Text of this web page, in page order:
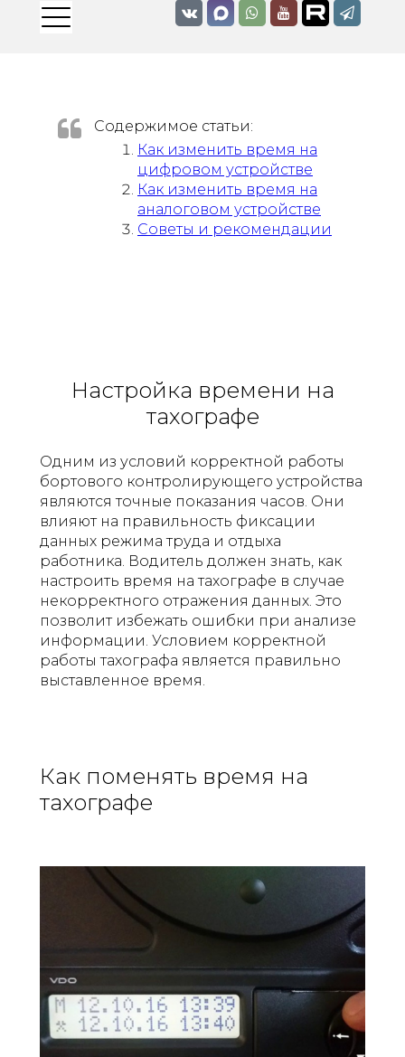
Содержимое статьи:
Как изменить время на
цифровом устройстве
Как изменить время на
аналоговом устройстве
Советы и рекомендации
Настройка времени на
тахографе
Одним из условий корректной работы
бортового контролирующего устройства
являются точные показания часов. Они
влияют на правильность фиксации
данных режима труда и отдыха
работника. Водитель должен знать, как
настроить время на тахографе в случае
некорректного отражения данных. Это
позволит избежать ошибки при анализе
информации. Условием корректной
работы тахографа является правильно
выставленное время.
Как поменять время на
тахографе